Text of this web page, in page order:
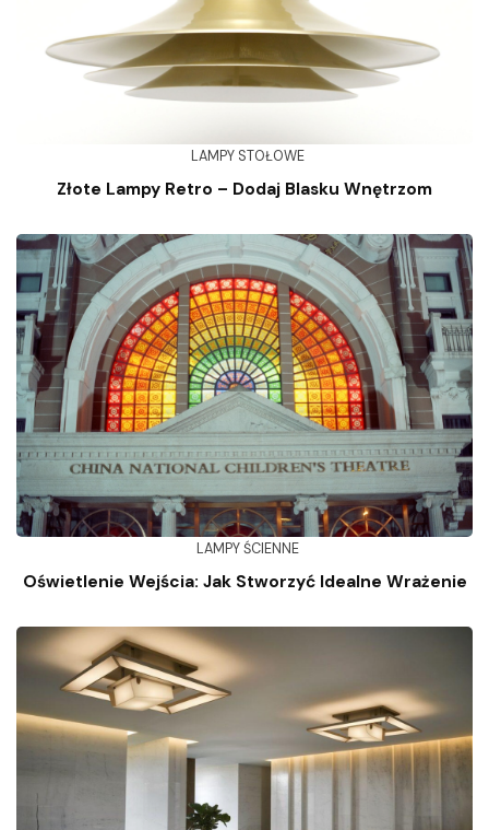
LAMPY STOŁOWE
Złote Lampy Retro – Dodaj Blasku Wnętrzom
LAMPY ŚCIENNE
Oświetlenie Wejścia: Jak Stworzyć Idealne Wrażenie